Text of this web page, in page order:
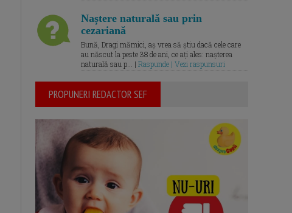
Naștere naturală sau prin
cezariană
Bună, Dragi mămici, aș vrea să știu dacă cele care
au născut la peste 38 de ani, ce ați ales: nașterea
naturală sau p... | Raspunde | Vezi raspunsuri
PROPUNERI REDACTOR SEF